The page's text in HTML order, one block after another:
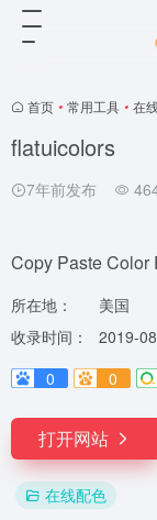
首页 • 常用工具 • 在
flatuicolors
7年前发布
Copy Paste Color
所在地：
美国
收录时间：
2019-
0
0
打开网站
在线配色